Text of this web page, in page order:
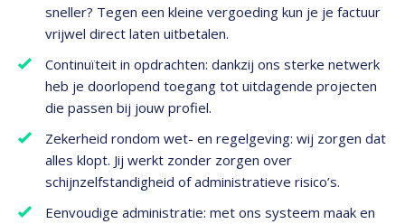
sneller? Tegen een kleine vergoeding kun je je factuur
vrijwel direct laten uitbetalen.
Continuïteit in opdrachten: dankzij ons sterke netwerk
heb je doorlopend toegang tot uitdagende projecten
die passen bij jouw profiel.
Zekerheid rondom wet- en regelgeving: wij zorgen dat
alles klopt. Jij werkt zonder zorgen over
schijnzelfstandigheid of administratieve risico’s.
Eenvoudige administratie: met ons systeem maak en